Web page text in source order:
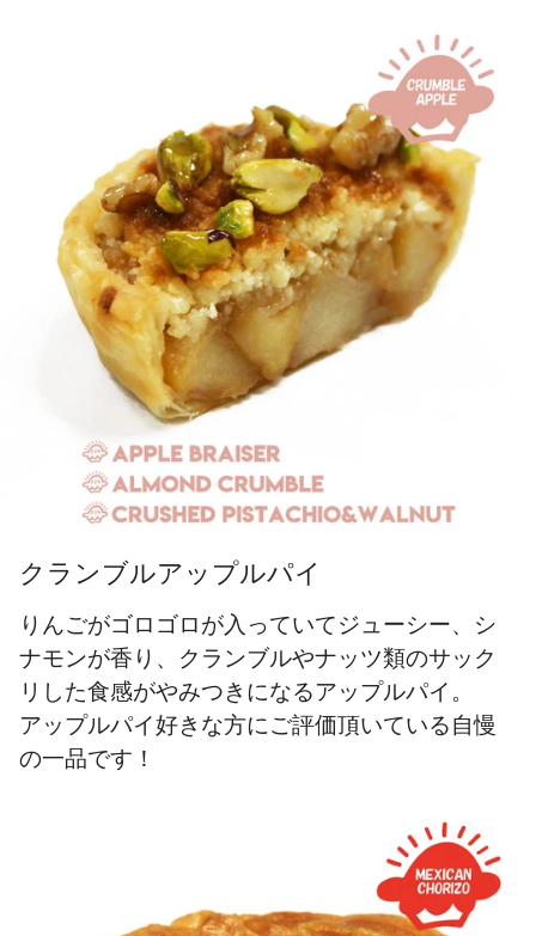
クランブルアップルパイ
りんごがゴロゴロが入っていてジューシー、シ
ナモンが香り、クランブルやナッツ類のサック
リした食感がやみつきになるアップルパイ。
アップルパイ好きな方にご評価頂いている自慢
の一品です！